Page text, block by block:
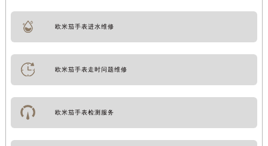
欧米茄手表进水维修
欧米茄手表走时问题维修
欧米茄手表检测服务